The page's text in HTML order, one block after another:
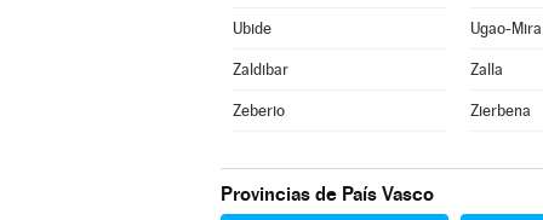
Ubide Ugao-
Zaldibar Zalla
Zeberio Zierbena
Provincias de País Vasco